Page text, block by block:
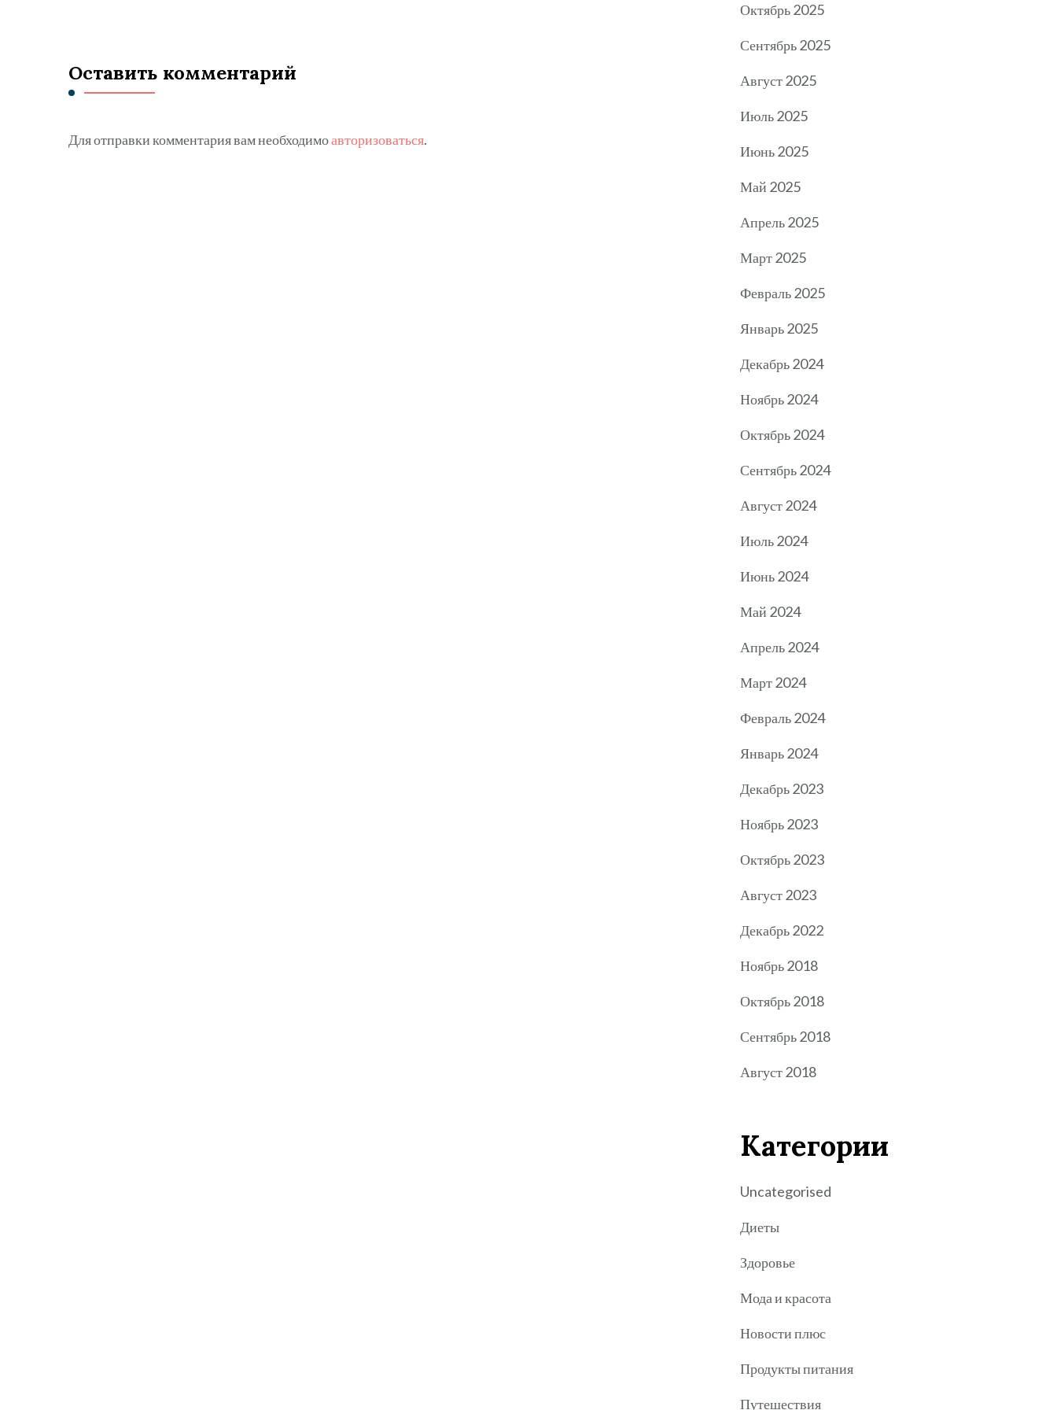
Оставить комментарий
Для отправки комментария вам необходимоавторизоваться.
Октябрь 2025
Сентябрь 2025
Август 2025
Июль 2025
Июнь 2025
Май 2025
Апрель 2025
Март 2025
Февраль 2025
Январь 2025
Декабрь 2024
Ноябрь 2024
Октябрь 2024
Сентябрь 2024
Август 2024
Июль 2024
Июнь 2024
Май 2024
Апрель 2024
Март 2024
Февраль 2024
Январь 2024
Декабрь 2023
Ноябрь 2023
Октябрь 2023
Август 2023
Декабрь 2022
Ноябрь 2018
Октябрь 2018
Сентябрь 2018
Август 2018
Категории
Uncategorised
Диеты
Здоровье
Мода и красота
Новости плюс
Продукты питания
Путешествия